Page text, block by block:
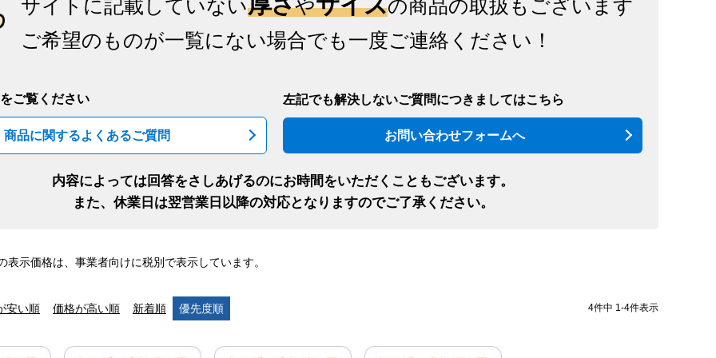
サイトに記載していない や
の商品の取扱もございます
ご希望のものが一覧にない場合でも一度ご連絡ください！
ご覧ください
商品に関するよくあるご質問
左記でも解決しないご質問につきましてはこちら
お問い合わせフォームへ
内容によっては回答をさしあげるのにお時間をいただくこともございます。
また、休業日は翌営業日以降の対応となりますのでご了承ください。
表示価格は、事業者向けに税別で表示しています。
安い順 価格が高い順 新着順 優先度順 4件中 1-4件表示